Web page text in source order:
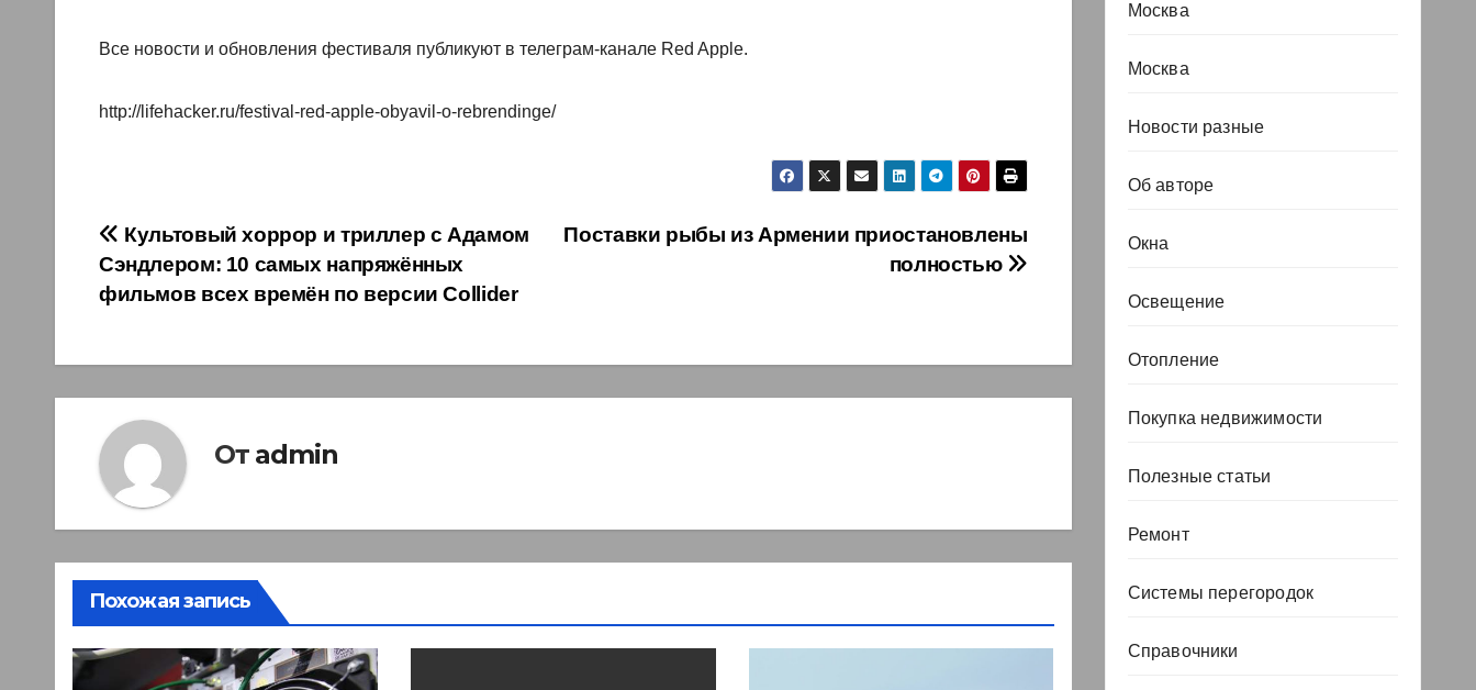
Все новости и обновления фестиваля публикуют в телеграм-канале Red Apple.
http://lifehacker.ru/festival-red-apple-obyavil-o-rebrendinge/
Навигация
по
Поставки рыбы из Армении приостановлены
полностью
Культовый хоррор и триллер с Адамом
Сэндлером: 10 самых напряжённых
фильмов всех времён по версии Collider
От admin
Похожая запись
Москва
Москва
Новости разные
Об авторе
Окна
Освещение
Отопление
Покупка недвижимости
Полезные статьи
Ремонт
Системы перегородок
Справочники